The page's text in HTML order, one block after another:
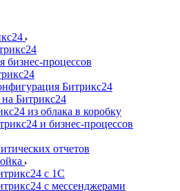
бизнес-процессов
Битрикс24
Битрикс24
из облака в коробку
и бизнес-процессов
отчетов
с 1С
с мессенджерами